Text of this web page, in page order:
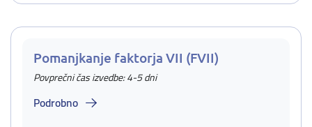
Pomanjkanje faktorja VII (FVII)
Povprečni čas izvedbe: 4-5 dni
Podrobno